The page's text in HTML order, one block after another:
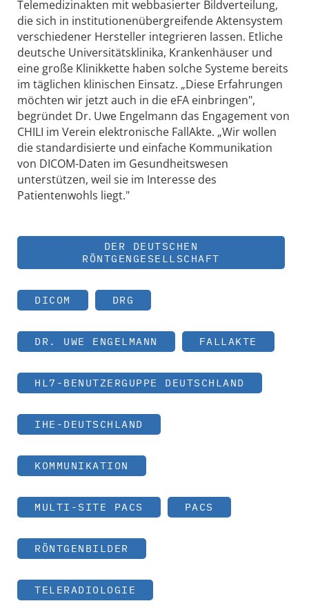
Telemedizinakten mit webbasierter Bildverteilung,
die sich in institutionenübergreifende Aktensystem
verschiedener Hersteller integrieren lassen. Etliche
deutsche Universitätsklinika, Krankenhäuser und
eine große Klinikkette haben solche Systeme bereits
im täglichen klinischen Einsatz. „Diese Erfahrungen
möchten wir jetzt auch in die eFA einbringen",
begründet Dr. Uwe Engelmann das Engagement von
CHILI im Verein elektronische FallAkte. „Wir wollen
die standardisierte und einfache Kommunikation
von DICOM-Daten im Gesundheitswesen
unterstützen, weil sie im Interesse des
Patientenwohls liegt."
DER DEUTSCHEN
RÖNTGENGESELLSCHAFT
DICOM DRG
DR. UWE ENGELMANN FALLAKTE
HL7-BENUTZERGUPPE DEUTSCHLAND
IHE-DEUTSCHLAND
KOMMUNIKATION
MULTI-SITE PACS PACS
RÖNTGENBILDER
TELERADIOLOGIE